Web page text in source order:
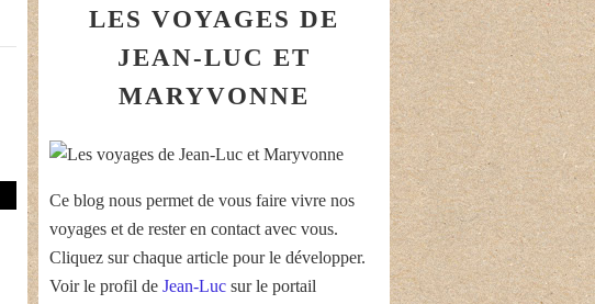
LES VOYAGES DE
JEAN-LUC ET
MARYVONNE
Ce blog nous permet de vous faire vivre nos
voyages et de rester en contact avec vous.
Cliquez sur chaque article pour le développer.
Voir le profil de Jean-Luc sur le portail